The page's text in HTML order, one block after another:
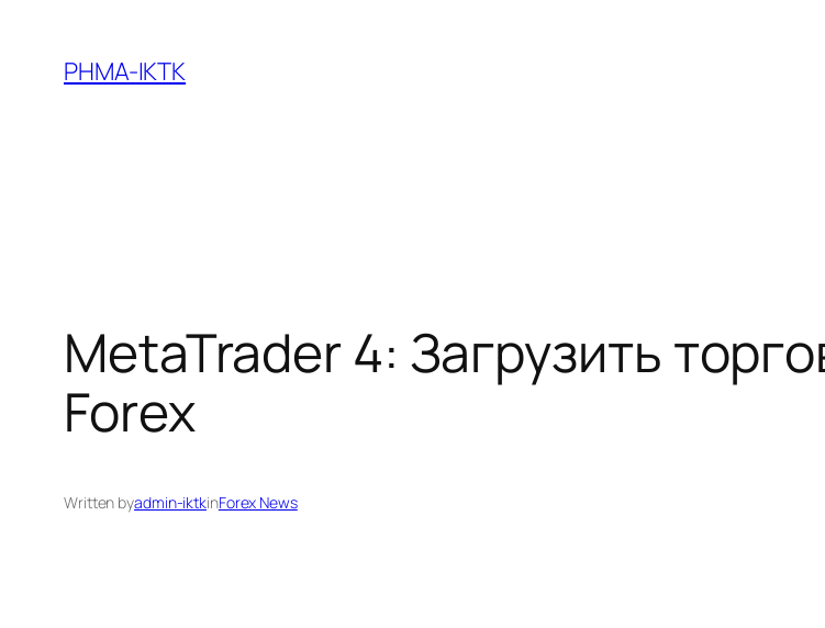
content
PHMA-IKTK
MetaTrader 4: Загрузить
Forex
Written byadmin-iktkinForex News